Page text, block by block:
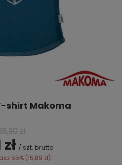
shirt Makoma
zł
/ szt. brutto
55% (15,89 zł).